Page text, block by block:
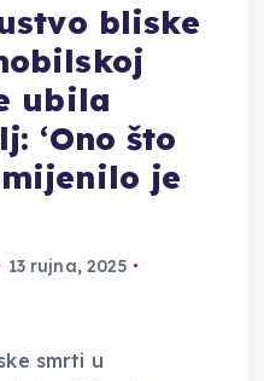
bliske
ubila
‘Ono što
je
13 rujna, 2025